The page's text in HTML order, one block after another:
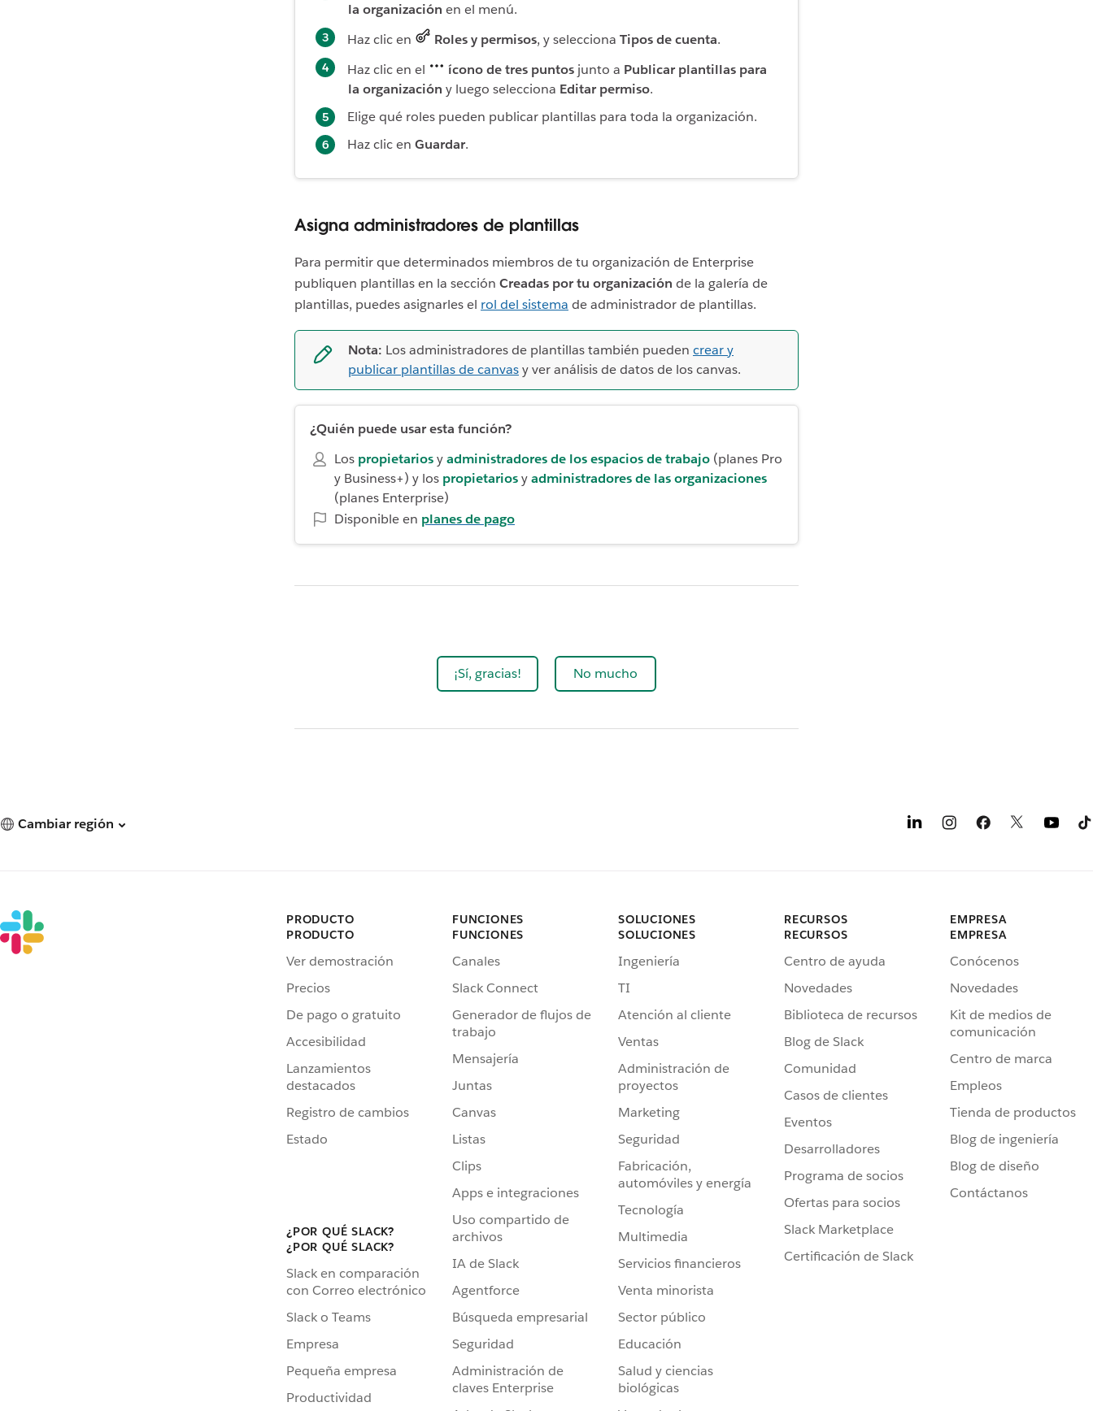
la organización en el menú.
Haz clic en
Roles y permisos, y selecciona Tipos de cuenta.
Haz clic en el
ícono de tres puntos junto a Publicar plantillas para
la organización y luego selecciona Editar permiso.
Elige qué roles pueden publicar plantillas para toda la organización.
Haz clic en Guardar.
Asigna administradores de plantillas
Para permitir que determinados miembros de tu organización de Enterprise
publiquen plantillas en la sección Creadas por tu organización de la galería de
plantillas, puedes asignarles el rol del sistema de administrador de plantillas.
Nota: Los administradores de plantillas también pueden crear y
publicar plantillas de canvasy ver análisis de datos de los canvas.
¿Quién puede usar esta función?
Los propietariosyadministradores de los espacios de trabajo (planes Pro
y Business+) y los propietariosyadministradores de las organizaciones
(planes Enterprise)
Disponible en planes de pago
¡Sí, gracias! No mucho
Cambiar región
PRODUCTO
PRODUCTO
Ver demostración
Precios
De pago o gratuito
Accesibilidad
Lanzamientos
destacados
Registro de cambios
Estado
¿POR QUÉ SLACK?
¿POR QUÉ SLACK?
Slack en comparación
con Correo electrónico
Slack o Teams
Empresa
Pequeña empresa
Productividad
FUNCIONES
FUNCIONES
Canales
Slack Connect
Generador de flujos de
trabajo
Mensajería
Juntas
Canvas
Listas
Clips
Apps e integraciones
Uso compartido de
archivos
IA de Slack
Agentforce
Búsqueda empresarial
Seguridad
Administración de
claves Enterprise
SOLUCIONES
SOLUCIONES
Ingeniería
TI
Atención al cliente
Ventas
Administración de
proyectos
Marketing
Seguridad
Fabricación,
automóviles y energía
Tecnología
Multimedia
Servicios financieros
Venta minorista
Sector público
Educación
Salud y ciencias
biológicas
RECURSOS
RECURSOS
Centro de ayuda
Novedades
Biblioteca de recursos
Blog de Slack
Comunidad
Casos de clientes
Eventos
Desarrolladores
Programa de socios
Ofertas para socios
Slack Marketplace
Certificación de Slack
EMPRESA
EMPRESA
Conócenos
Novedades
Kit de medios de
comunicación
Centro de marca
Empleos
Tienda de productos
Blog de ingeniería
Blog de diseño
Contáctanos